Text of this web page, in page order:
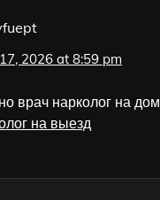
2026 at 8:59 pm
врач нарколог на дом
на выезд